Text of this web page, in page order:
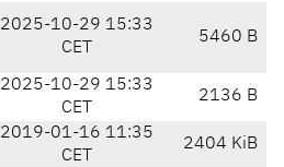
2025-10-29 15:33
CET
5460 B
2025-10-29 15:33
CET
2136 B
2019-01-16 11:35
CET
2404 KiB